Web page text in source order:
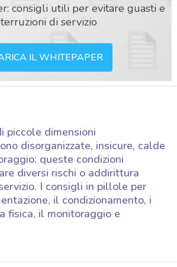
consigli utili per evitare guasti e
di servizio
IL WHITEPAPER
piccole dimensioni
disorganizzate, insicure, calde
queste condizioni
diversi rischi o addirittura
I consigli in pillole per
il condizionamento, i
fisica, il monitoraggio e